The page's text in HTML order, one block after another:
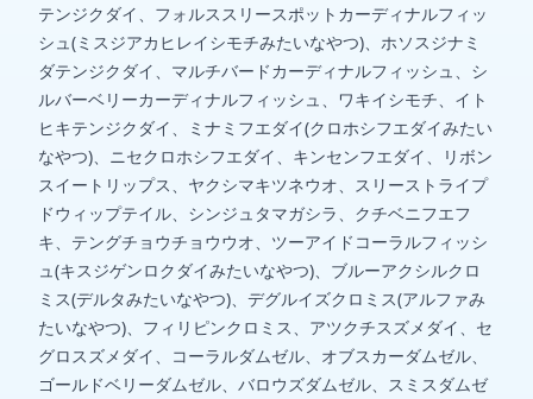
テンジクダイ、フォルススリースポットカーディナルフィッ
シュ(ミスジアカヒレイシモチみたいなやつ)、ホソスジナミ
ダテンジクダイ、マルチバードカーディナルフィッシュ、シ
ルバーベリーカーディナルフィッシュ、ワキイシモチ、イト
ヒキテンジクダイ、ミナミフエダイ(クロホシフエダイみたい
なやつ)、ニセクロホシフエダイ、キンセンフエダイ、リボン
スイートリップス、ヤクシマキツネウオ、スリーストライプ
ドウィップテイル、シンジュタマガシラ、クチベニフエフ
キ、テングチョウチョウウオ、ツーアイドコーラルフィッシ
ュ(キスジゲンロクダイみたいなやつ)、ブルーアクシルクロ
ミス(デルタみたいなやつ)、デグルイズクロミス(アルファみ
たいなやつ)、フィリピンクロミス、アツクチスズメダイ、セ
グロスズメダイ、コーラルダムゼル、オブスカーダムゼル、
ゴールドベリーダムゼル、バロウズダムゼル、スミスダムゼ